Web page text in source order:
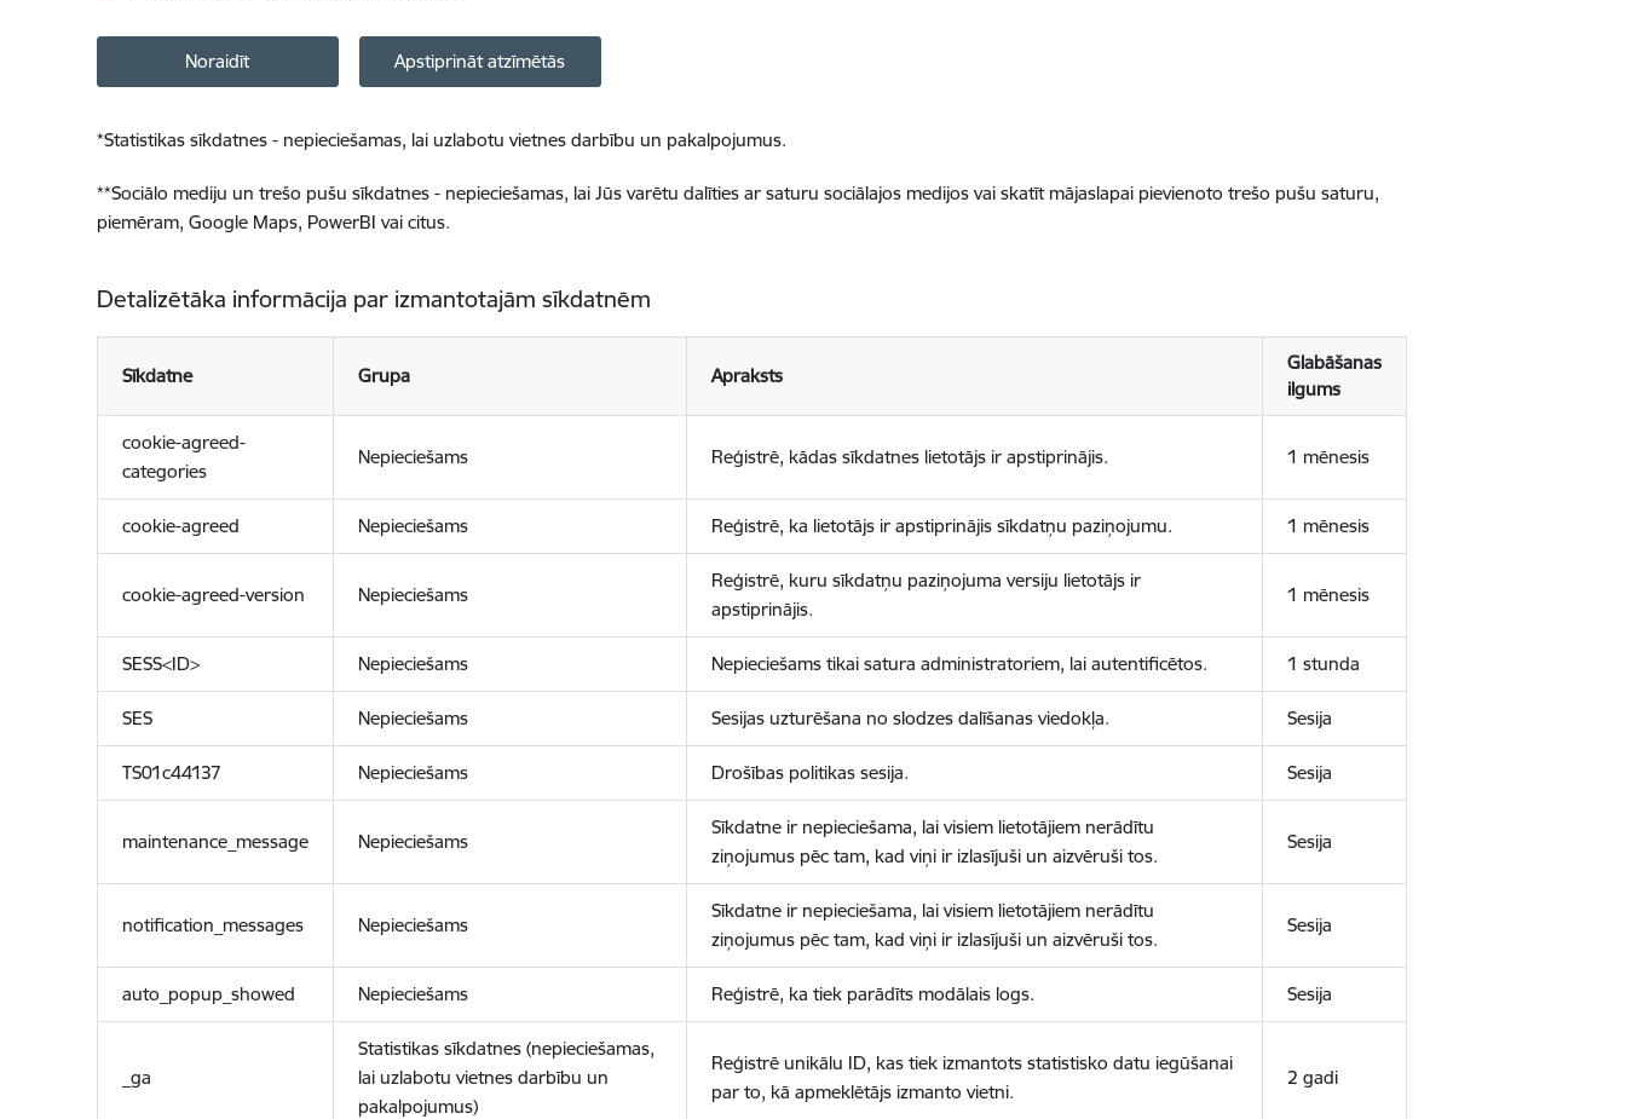
Noraidīt Apstiprināt atzīmētās
*Statistikas sīkdatnes - nepieciešamas, lai uzlabotu vietnes darbību un pakalpojumus.
**Sociālo mediju un trešo pušu sīkdatnes - nepieciešamas, lai Jūs varētu dalīties ar saturu sociālajos medijos vai skatīt mājaslapai pievienoto trešo pušu saturu,
piemēram, Google Maps, PowerBI vai citus.
Detalizētāka informācija par izmantotajām sīkdatnēm
Sīkdatne Grupa Apraksts
Glabāšanas
ilgums
cookie-agreed-
categories
Nepieciešams Reģistrē, kādas sīkdatnes lietotājs ir apstiprinājis. 1 mēnesis
cookie-agreed Nepieciešams Reģistrē, ka lietotājs ir apstiprinājis sīkdatņu paziņojumu. 1 mēnesis
cookie-agreed-version Nepieciešams
Reģistrē, kuru sīkdatņu paziņojuma versiju lietotājs ir
apstiprinājis.
1 mēnesis
SESS<ID> Nepieciešams Nepieciešams tikai satura administratoriem, lai autentificētos. 1 stunda
SES Nepieciešams Sesijas uzturēšana no slodzes dalīšanas viedokļa. Sesija
TS01c44137 Nepieciešams Drošības politikas sesija. Sesija
maintenance_message Nepieciešams
Sīkdatne ir nepieciešama, lai visiem lietotājiem nerādītu
ziņojumus pēc tam, kad viņi ir izlasījuši un aizvēruši tos.
Sesija
notification_messages Nepieciešams
Sīkdatne ir nepieciešama, lai visiem lietotājiem nerādītu
ziņojumus pēc tam, kad viņi ir izlasījuši un aizvēruši tos.
Sesija
auto_popup_showed Nepieciešams Reģistrē, ka tiek parādīts modālais logs. Sesija
_ga
Statistikas sīkdatnes (nepieciešamas,
lai uzlabotu vietnes darbību un
pakalpojumus)
Reģistrē unikālu ID, kas tiek izmantots statistisko datu iegūšanai
par to, kā apmeklētājs izmanto vietni.
2 gadi